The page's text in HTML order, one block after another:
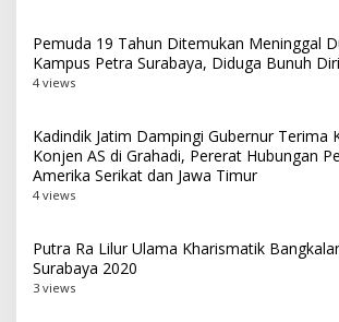
Pemuda 19 Tahun Ditemukan Meninggal
Kampus Petra Surabaya, Diduga Bunuh Diri
4 views
Kadindik Jatim Dampingi Gubernur Terima
Konjen AS di Grahadi, Pererat Hubungan
Amerika Serikat dan Jawa Timur
4 views
Putra Ra Lilur Ulama Kharismatik
Surabaya 2020
3 views